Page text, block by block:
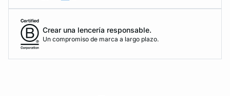
Crear una lencería responsable.
Un compromiso de marca a largo plazo.